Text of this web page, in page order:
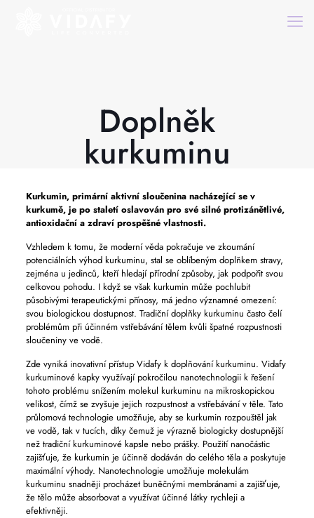
Doplněk
kurkuminu
Kurkumin, primární aktivní sloučenina nacházející se v
kurkumě, je po staletí oslavován pro své silné protizánětlivé,
antioxidační a zdraví prospěšné vlastnosti.
Vzhledem k tomu, že moderní věda pokračuje ve zkoumání
potenciálních výhod kurkuminu, stal se oblíbeným doplňkem stravy,
zejména u jedinců, kteří hledají přírodní způsoby, jak podpořit svou
celkovou pohodu. I když se však kurkumin může pochlubit
působivými terapeutickými přínosy, má jedno významné omezení:
svou biologickou dostupnost. Tradiční doplňky kurkuminu často čelí
problémům při účinném vstřebávání tělem kvůli špatné rozpustnosti
sloučeniny ve vodě.
Zde vyniká inovativní přístup Vidafy k doplňování kurkuminu. Vidafy
kurkuminové kapky využívají pokročilou nanotechnologii k řešení
tohoto problému snížením molekul kurkuminu na mikroskopickou
velikost, čímž se zvyšuje jejich rozpustnost a vstřebávání v těle. Tato
průlomová technologie umožňuje, aby se kurkumin rozpouštěl jak
ve vodě, tak v tucích, díky čemuž je výrazně biologicky dostupnější
než tradiční kurkuminové kapsle nebo prášky. Použití nanočástic
zajišťuje, že kurkumin je účinně dodáván do celého těla a poskytuje
maximální výhody. Nanotechnologie umožňuje molekulám
kurkuminu snadněji procházet buněčnými membránami a zajišťuje,
že tělo může absorbovat a využívat účinné látky rychleji a
efektivněji.